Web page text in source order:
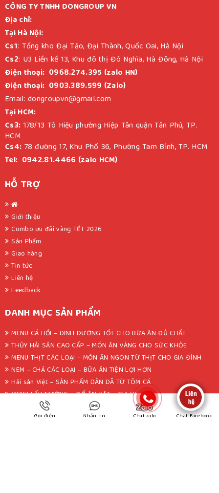
CÔNG TY TNHH DONGROUP VN
Địa chỉ:
Tại Hà Nội:
Cs1: Tổng kho Đại Tảo, Đại Thành, Quốc Oai, Hà Nội
Cs2: U3 Liền kề 13, Khu đô thị Đô Nghĩa, Hà Đông, Hà Nội
Điện thoại: 0968.274.395 (zalo HN)
Điện thoại: 0903.389.599 (Zalo)
Email: dongroupvn@gmail.com
Tại HCM:
Cs3: 178/13 Tô Hiệu phường Hiệp Tân quận Tân Phú, TP.
HCM
Cs4: 78 đường 17, Khu Phố 36, Phường Tam Bình, TP. HCM
Tel: 0942.81.4466 (zalo HCM)
HỖ TRỢ
Giới thiệu
Combo ưu đãi vàng TẾT 2026
Sản Phẩm
Giao hàng
Tin tức
Liên hệ
Feedback
DANH MỤC SẢN PHẨM
MENU CÁ HỒI – DINH DƯỠNG TỐT CHO BỮA ĂN ĐỦ CHẤT
THỦY HẢI SẢN CAO CẤP – MÓN ĂN VÀNG CHO SỨC KHỎE
MENU THỊT CÁC LOẠI – MÓN ĂN NGON TỪ THỊT CHO GIA ĐÌNH
NEM – CHẢ CÁC LOẠI – BỮA ĂN TIỆN LỢI HƠN
Hải sản Việt – SẢN PHẨM DÂN DÃ TỪ TÔM CÁ
MENU LẨU NƯỚNG – ĐỒ ĂN VẶT – GIA VỊ
Thực phẩm khác – MENU TỔNG HỢP
FANPAGEGọi điện Nhắn tin Chat zalo Chat Facebook